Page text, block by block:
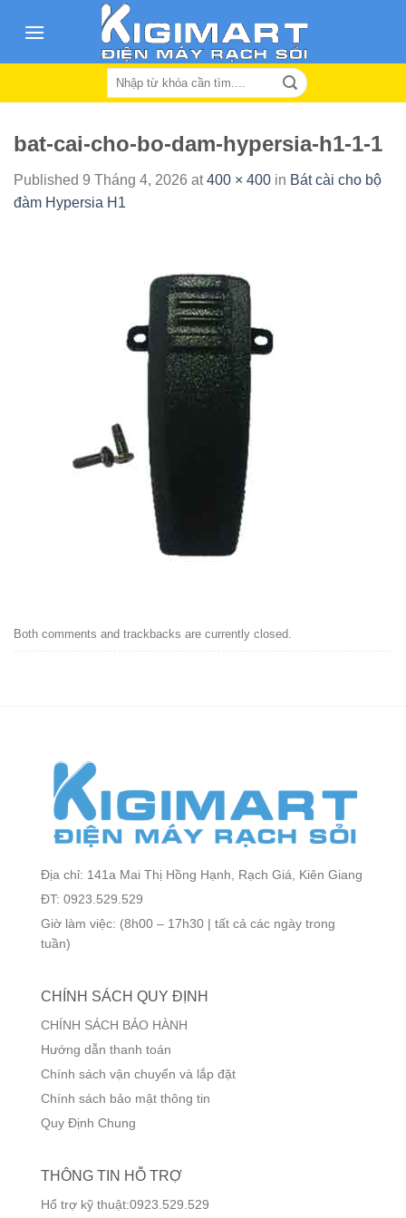
Search
bat-cai-cho-bo-dam-hypersia-h1-1-1
Published 9 Tháng 4, 2026 at400 × 400 in Bát cài cho bộ
đàm Hypersia H1
Both comments and trackbacks are currently closed.
Địa chỉ: 141a Mai Thị Hồng Hạnh, Rạch Giá, Kiên Giang
ĐT: 0923.529.529
Giờ làm việc: (8h00 – 17h30 | tất cả các ngày trong
tuần)
CHÍNH SÁCH QUY ĐỊNH
CHÍNH SÁCH BẢO HÀNH
Hướng dẫn thanh toán
Chính sách vận chuyển và lắp đặt
Chính sách bảo mật thông tin
Quy Định Chung
THÔNG TIN HỖ TRỢ
Hổ trợ kỹ thuật:0923.529.529